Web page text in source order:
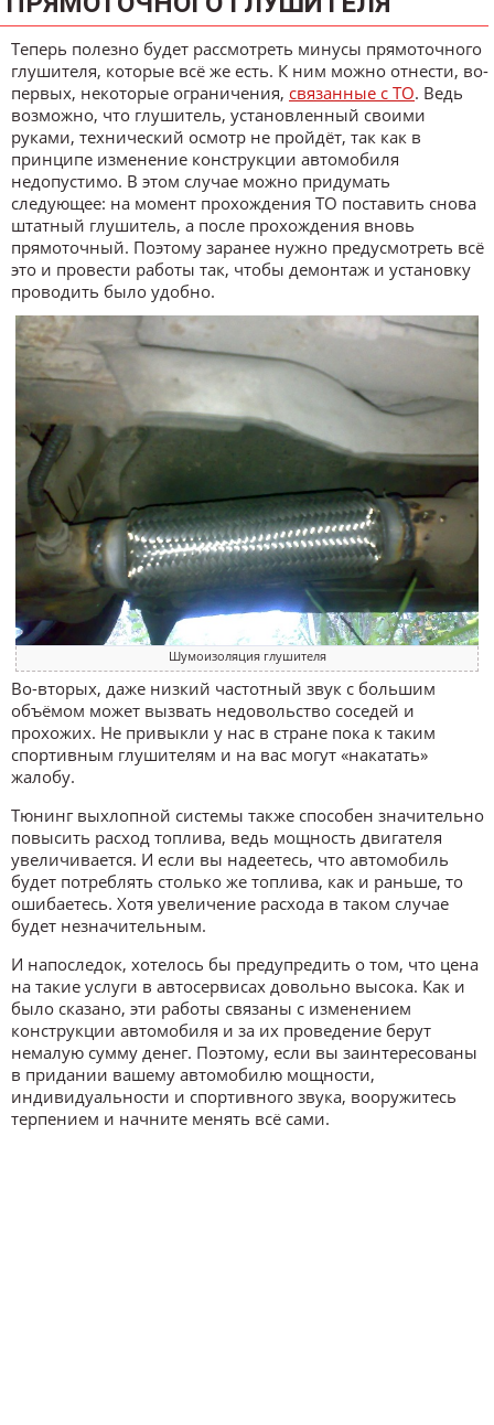
Теперь полезно будет рассмотреть минусы прямоточного
глушителя, которые всё же есть. К ним можно отнести, во-
первых, некоторые ограничения, связанные с ТО. Ведь
возможно, что глушитель, установленный своими
руками, технический осмотр не пройдёт, так как в
принципе изменение конструкции автомобиля
недопустимо. В этом случае можно придумать
следующее: на момент прохождения ТО поставить снова
штатный глушитель, а после прохождения вновь
прямоточный. Поэтому заранее нужно предусмотреть всё
это и провести работы так, чтобы демонтаж и установку
проводить было удобно.
Шумоизоляция глушителя
Во-вторых, даже низкий частотный звук с большим
объёмом может вызвать недовольство соседей и
прохожих. Не привыкли у нас в стране пока к таким
спортивным глушителям и на вас могут «накатать»
жалобу.
Тюнинг выхлопной системы также способен значительно
повысить расход топлива, ведь мощность двигателя
увеличивается. И если вы надеетесь, что автомобиль
будет потреблять столько же топлива, как и раньше, то
ошибаетесь. Хотя увеличение расхода в таком случае
будет незначительным.
И напоследок, хотелось бы предупредить о том, что цена
на такие услуги в автосервисах довольно высока. Как и
было сказано, эти работы связаны с изменением
конструкции автомобиля и за их проведение берут
немалую сумму денег. Поэтому, если вы заинтересованы
в придании вашему автомобилю мощности,
индивидуальности и спортивного звука, вооружитесь
терпением и начните менять всё сами.